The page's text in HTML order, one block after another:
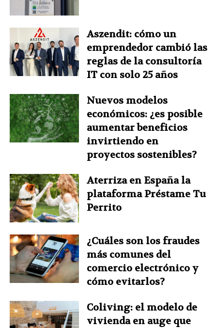
Aszendit: cómo un
emprendedor cambió las
reglas de la consultoría
IT con solo 25 años
Nuevos modelos
económicos: ¿es posible
aumentar beneficios
invirtiendo en
proyectos sostenibles?
Aterriza en España la
plataforma Préstame Tu
Perrito
¿Cuáles son los fraudes
más comunes del
comercio electrónico y
cómo evitarlos?
Coliving: el modelo de
vivienda en auge que